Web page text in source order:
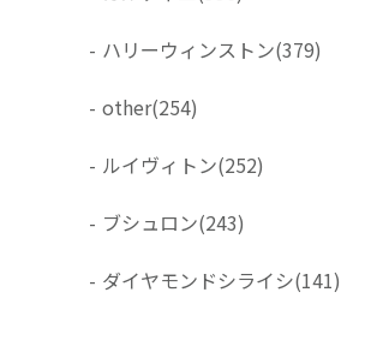
- ハリーウィンストン(379)
- other(254)
- ルイヴィトン(252)
- ブシュロン(243)
- ダイヤモンドシライシ(141)